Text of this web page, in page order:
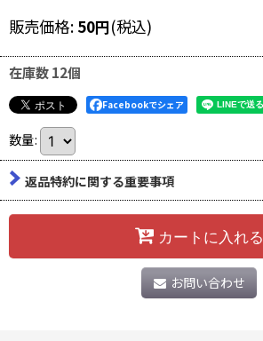
販売価格: 50円(税込)
在庫数 12個
Facebookでシェア
数量:
返品特約に関する重要事項
カートに入れる
お問い合わせ